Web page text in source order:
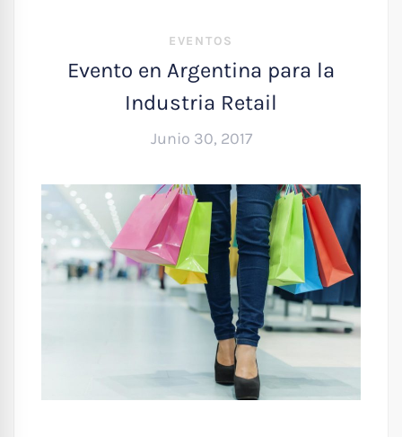
EVENTOS
Evento en Argentina para la
Industria Retail
Junio 30, 2017